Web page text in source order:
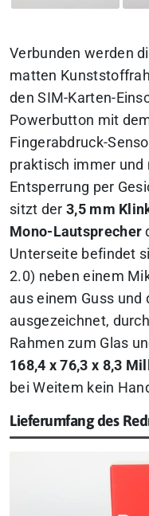
Verbunden werden
matten
den SIM-Karten-
Powerbutton mit
Fingerabdruck-
praktisch immer
Entsperrung per
sitzt der 3,5 mm
Mono-Lautsprecher
Unterseite befindet
2.0) neben einem
aus einem Guss
ausgezeichnet,
Rahmen zum Glas
168,4 x 76,3 x 8,3
bei Weitem kein
Lieferumfang des